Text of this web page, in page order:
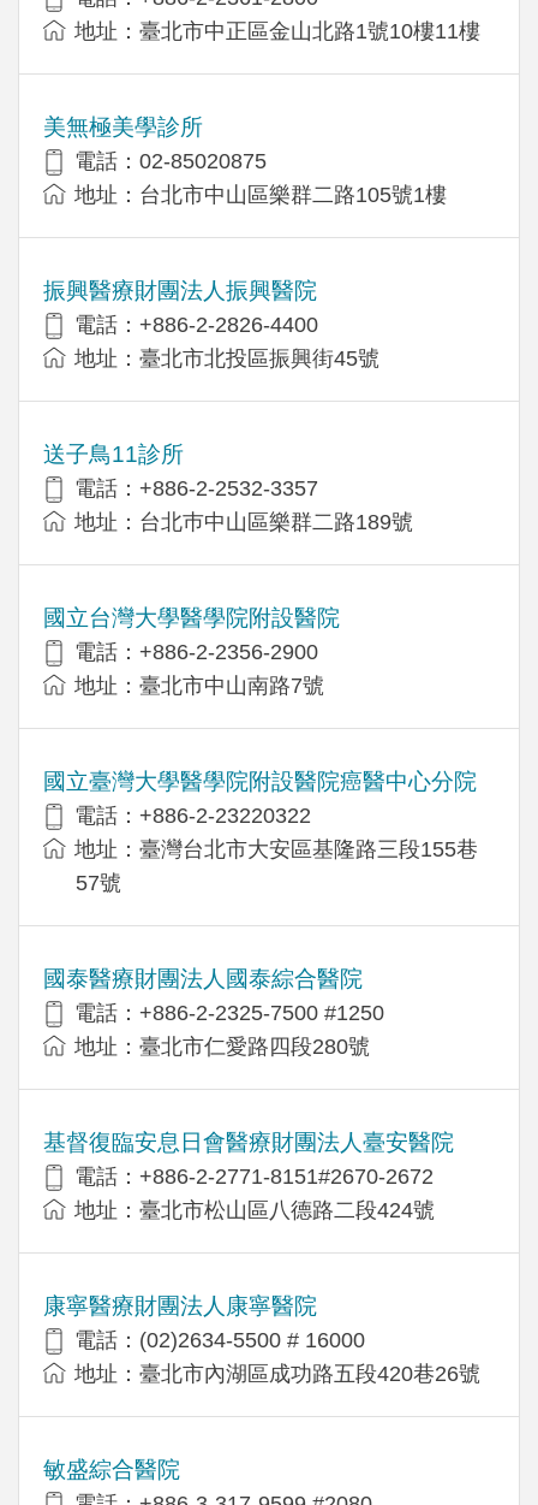
地址：臺北市中正區金山北路1號10樓11樓
美無極美學診所
電話：02-85020875
地址：台北市中山區樂群二路105號1樓
振興醫療財團法人振興醫院
電話：+886-2-2826-4400
地址：臺北市北投區振興街45號
送子鳥11診所
電話：+886-2-2532-3357
地址：台北巿中山區樂群二路189號
國立台灣大學醫學院附設醫院
電話：+886-2-2356-2900
地址：臺北市中山南路7號
國立臺灣大學醫學院附設醫院癌醫中心分院
電話：+886-2-23220322
地址：臺灣台北市大安區基隆路三段155巷
57號
國泰醫療財團法人國泰綜合醫院
電話：+886-2-2325-7500 #1250
地址：臺北市仁愛路四段280號
基督復臨安息日會醫療財團法人臺安醫院
電話：+886-2-2771-8151#2670-2672
地址：臺北市松山區八德路二段424號
康寧醫療財團法人康寧醫院
電話：(02)2634-5500 # 16000
地址：臺北市內湖區成功路五段420巷26號
敏盛綜合醫院